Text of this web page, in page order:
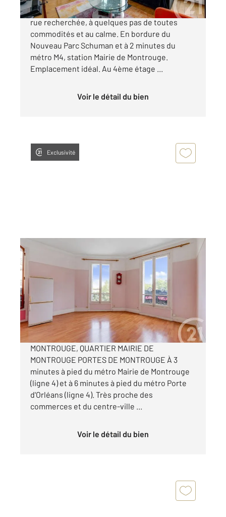
MONTROUGE - Coeur de Ville. Dans une petite
rue recherchée, à quelques pas de toutes
commodités et au calme. En bordure du
Nouveau Parc Schuman et à 2 minutes du
métro M4, station Mairie de Montrouge.
Emplacement idéal. Au 4ème étage ...
Voir le détail du bien
Exclusivité
MONTROUGE 92
25,23 m
, 1 pièce
Ref : 11155
Appartement F1 à vendre
175 000 €
Visiter le site dédié
MONTROUGE, QUARTIER MAIRIE DE
MONTROUGE PORTES DE MONTROUGE À 3
minutes à pied du métro Mairie de Montrouge
(ligne 4) et à 6 minutes à pied du métro Porte
d'Orléans (ligne 4). Très proche des
commerces et du centre-ville ...
Voir le détail du bien